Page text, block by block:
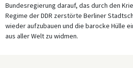
Bundesregierung darauf, das durch den
Regime der DDR zerstörte Berliner
wieder aufzubauen und die barocke Hülle
aus aller Welt zu widmen.